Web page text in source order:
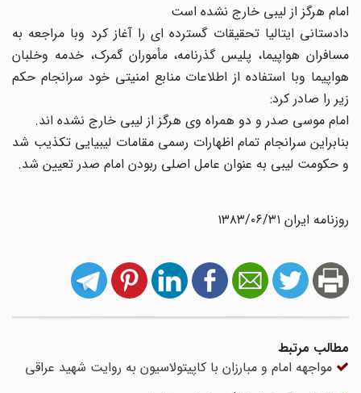
امام هرگز از لیبى خارج نشده است
دادستانى ایتالیا تحقیقات گسترده اى را آغاز کرد وبا مراجعه به
مسافران هواپیما، پلیس گذرنامه، مأموران گمرک، خدمه وخلبان
هواپیما وبا استفاده از اطلاعات منابع امنیتى خود سرانجام حکم
زیر را صادر کرد:
امام موسى صدر و دو همراه وى هرگز از لیبى خارج نشده اند.
بنابراین سرانجام تمام اظهارات رسمى مقامات لیبیایى تکذیب شد
و حکومت لیبى به عنوان عامل اصلى ربودن امام صدر تعیین شد.
روزنامه ایران ۱۳۸۳/۰۶/۳۱
مطالب مرتبط
مواجهه امام و مبارزان با کاپیتولاسیون به روایت شهید عراقی